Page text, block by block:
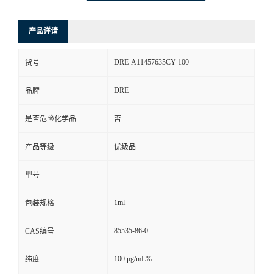
产品详请
货号 DRE-A11457635CY-100
品牌 DRE
是否危险化学品 否
产品等级 优级品
型号
包装规格 1ml
CAS编号 85535-86-0
纯度 100 μg/mL%